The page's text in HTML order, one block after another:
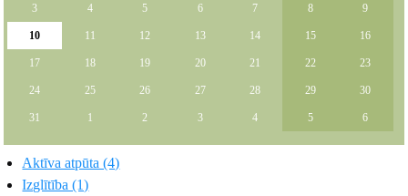
3 4 5 6 7 8 9
10 11 12 13 14 15 16
17 18 19 20 21 22 23
24 25 26 27 28 29 30
31 1 2 3 4 5 6
Aktīva atpūta (4)
Izglītība (1)